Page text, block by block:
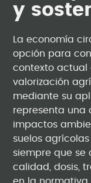
y
La economía
opción para
contexto actual
valorización
mediante su
representa una
impactos
suelos
siempre que se
calidad, dosis,